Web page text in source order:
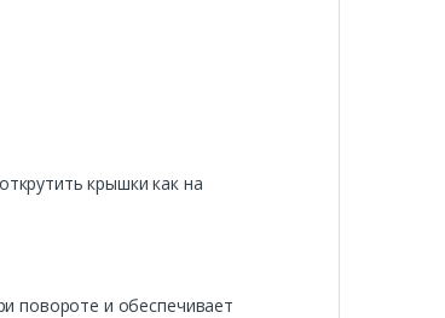
крышки как на
повороте и обеспечивает